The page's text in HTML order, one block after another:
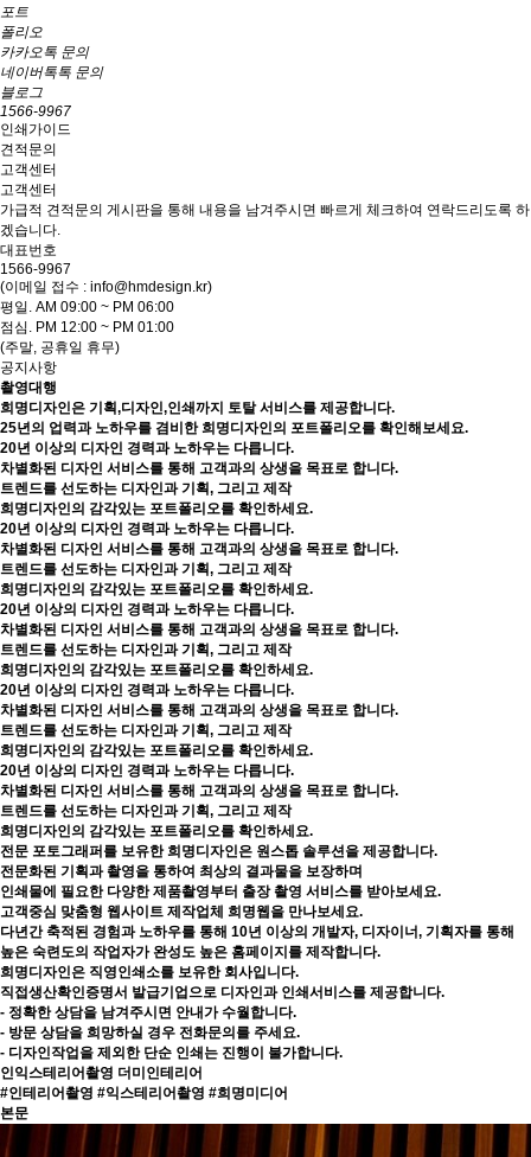
포트
폴리오
카카오톡 문의
네이버톡톡 문의
블로그
1566-9967
인쇄가이드
견적문의
고객센터
고객센터
가급적 견적문의 게시판을 통해 내용을 남겨주시면 빠르게 체크하여 연락드리도록 하
겠습니다.
대표번호
1566-9967
(이메일 접수 : info@hmdesign.kr)
평일. AM 09:00 ~ PM 06:00
점심. PM 12:00 ~ PM 01:00
(주말, 공휴일 휴무)
공지사항
촬영대행
희명디자인은 기획,디자인,인쇄까지 토탈 서비스를 제공합니다.
25년의 업력과 노하우를 겸비한 희명디자인의 포트폴리오를 확인해보세요.
20년 이상의 디자인 경력과 노하우는 다릅니다.
차별화된 디자인 서비스를 통해 고객과의 상생을 목표로 합니다.
트렌드를 선도하는 디자인과 기획, 그리고 제작
희명디자인의 감각있는 포트폴리오를 확인하세요.
20년 이상의 디자인 경력과 노하우는 다릅니다.
차별화된 디자인 서비스를 통해 고객과의 상생을 목표로 합니다.
트렌드를 선도하는 디자인과 기획, 그리고 제작
희명디자인의 감각있는 포트폴리오를 확인하세요.
20년 이상의 디자인 경력과 노하우는 다릅니다.
차별화된 디자인 서비스를 통해 고객과의 상생을 목표로 합니다.
트렌드를 선도하는 디자인과 기획, 그리고 제작
희명디자인의 감각있는 포트폴리오를 확인하세요.
20년 이상의 디자인 경력과 노하우는 다릅니다.
차별화된 디자인 서비스를 통해 고객과의 상생을 목표로 합니다.
트렌드를 선도하는 디자인과 기획, 그리고 제작
희명디자인의 감각있는 포트폴리오를 확인하세요.
20년 이상의 디자인 경력과 노하우는 다릅니다.
차별화된 디자인 서비스를 통해 고객과의 상생을 목표로 합니다.
트렌드를 선도하는 디자인과 기획, 그리고 제작
희명디자인의 감각있는 포트폴리오를 확인하세요.
전문 포토그래퍼를 보유한 희명디자인은 원스톱 솔루션을 제공합니다.
전문화된 기획과 촬영을 통하여 최상의 결과물을 보장하며
인쇄물에 필요한 다양한 제품촬영부터 출장 촬영 서비스를 받아보세요.
고객중심 맞춤형 웹사이트 제작업체 희명웹을 만나보세요.
다년간 축적된 경험과 노하우를 통해 10년 이상의 개발자, 디자이너, 기획자를 통해
높은 숙련도의 작업자가 완성도 높은 홈페이지를 제작합니다.
희명디자인은 직영인쇄소를 보유한 회사입니다.
직접생산확인증명서 발급기업으로 디자인과 인쇄서비스를 제공합니다.
- 정확한 상담을 남겨주시면 안내가 수월합니다.
- 방문 상담을 희망하실 경우 전화문의를 주세요.
- 디자인작업을 제외한 단순 인쇄는 진행이 불가합니다.
인익스테리어촬영 더미인테리어
#인테리어촬영 #익스테리어촬영 #희명미디어
본문